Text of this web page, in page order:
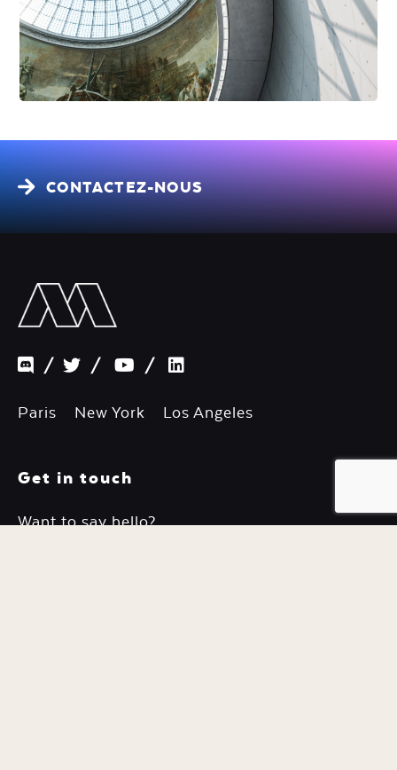
CONTACTEZ-NOUS
Last Name
Email
/ / /
Paris New York Los Angeles
Get in touch
Want to say hello?